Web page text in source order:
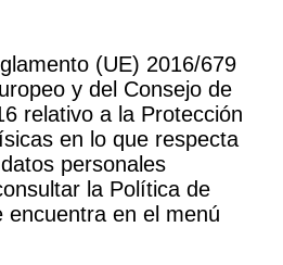
(UE) 2016/679
y del Consejo de
relativo a la Protección
en lo que respecta
personales
la Política de
encuentra en el menú